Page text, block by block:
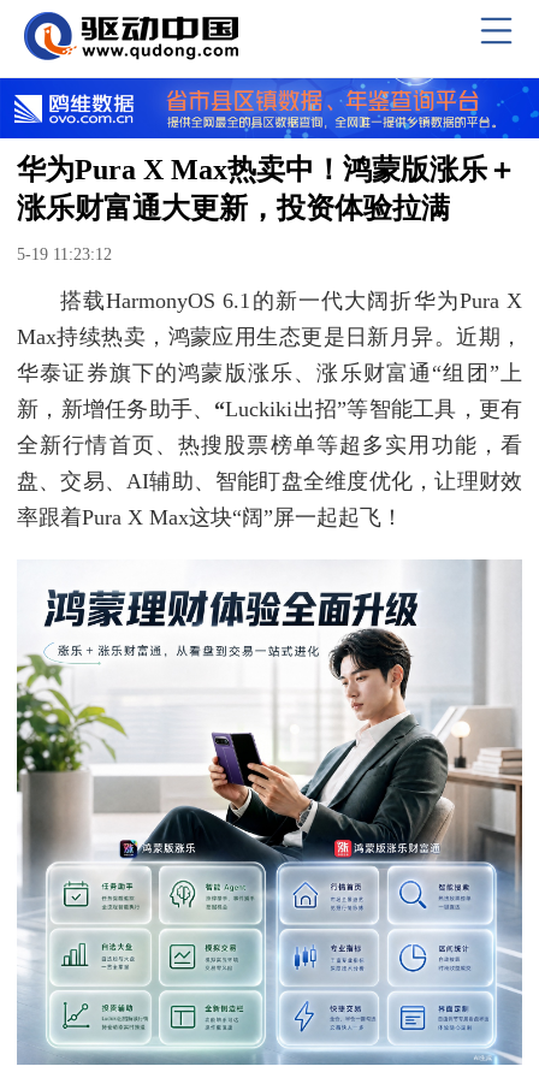
华为Pura X Max热卖中！鸿蒙版涨乐＋
涨乐财富通大更新，投资体验拉满
5-19 11:23:12
搭载HarmonyOS 6.1的新一代大阔折华为Pura X
Max持续热卖，鸿蒙应用生态更是日新月异。近期，
华泰证券旗下的鸿蒙版涨乐、涨乐财富通“组团”上
新，新增任务助手、 “Luckiki出招”等智能工具，更有
全新行情首页、热搜股票榜单等超多实用功能，看
盘、交易、AI辅助、智能盯盘全维度优化，让理财效
率跟着Pura X Max这块“阔”屏一起起飞！